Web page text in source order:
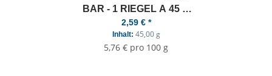
BAR - 1 RIEGEL A 45 G
WHITE CHOCOLATE
COCONUT
2,59 € *
Inhalt: 45,00 g
5,76 € pro 100 g